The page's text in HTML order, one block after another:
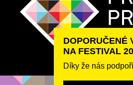
DOPORUČENÉ
NA FESTIVAL
Díky že nás